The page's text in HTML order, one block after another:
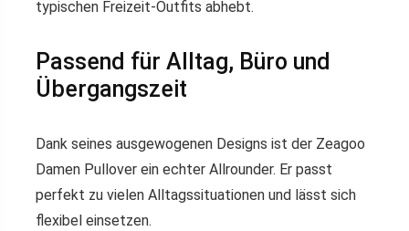
typischen Freizeit-Outfits abhebt.
Passend für Alltag, Büro und
Übergangszeit
Dank seines ausgewogenen Designs ist der Zeagoo
Damen Pullover ein echter Allrounder. Er passt
perfekt zu vielen Alltagssituationen und lässt sich
flexibel einsetzen.